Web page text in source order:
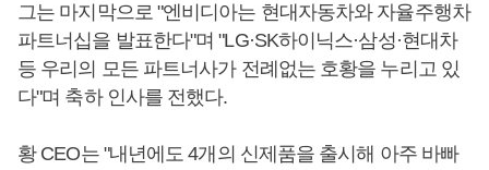
그는 마지막으로 "엔비디아는 현대자동차와 자율주행차
파트너십을 발표한다"며 "LG·SK하이닉스·삼성·현대차
등 우리의 모든 파트너사가 전례없는 호황을 누리고 있
다"며 축하 인사를 전했다.
황 CEO는 "내년에도 4개의 신제품을 출시해 아주 바빠